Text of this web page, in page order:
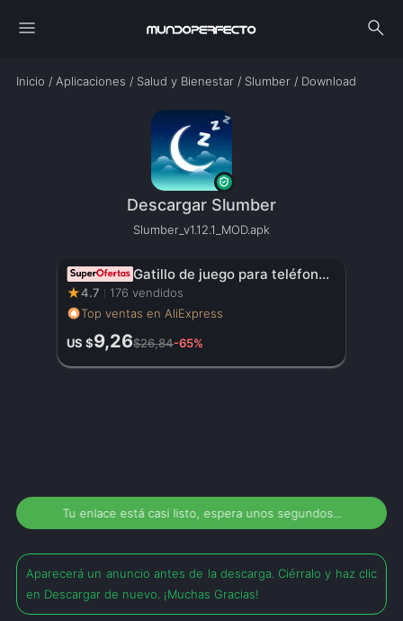
menu search
Inicio / Aplicaciones / Salud y Bienestar/ Slumber/ Download
Descargar Slumber
Slumber_v1.12.1_MOD.apk
Gatillo de juego para teléfono móvil JS65 para PUBG, mando de disparo, Joystick de 6 dedos para comer pollo, artefacto auxiliar L1R1, botón de llave
★4.7
176 vendidos
Top ventas en AliExpress
US $9,26$26,84-65%
Tu enlace está casi listo, espera unos segundos...
Aparecerá un anuncio antes de la descarga. Ciérralo y haz clic
en Descargar de nuevo. ¡Muchas Gracias!